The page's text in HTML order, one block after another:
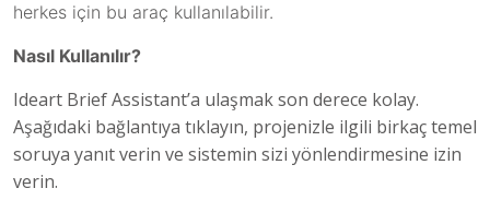
herkes için bu araç kullanılabilir.
Nasıl Kullanılır?
Ideart Brief Assistant’a ulaşmak son derece kolay.
Aşağıdaki bağlantıya tıklayın, projenizle ilgili birkaç temel
soruya yanıt verin ve sistemin sizi yönlendirmesine izin
verin.